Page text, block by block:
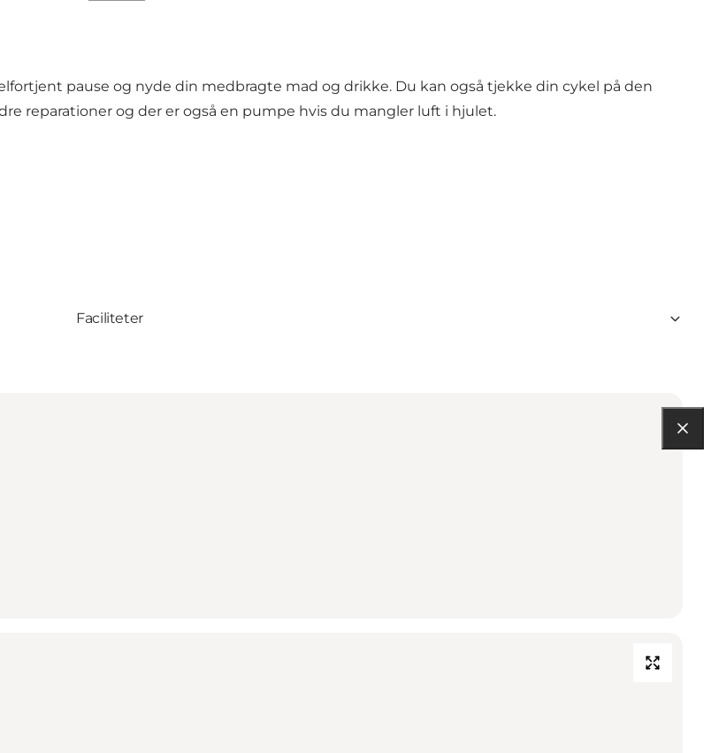
pause og nyde din medbragte mad og drikke. Du kan også tjekke din cykel på den
reparationer og der er også en pumpe hvis du mangler luft i hjulet.
Faciliteter